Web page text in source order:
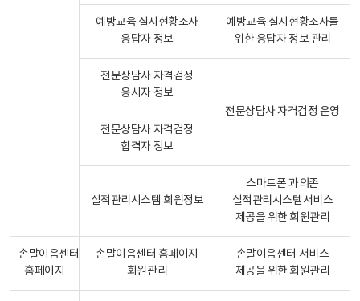
예방교육 실시현황조사
응답자 정보
예방교육 실시현황조사를
위한 응답자 정보 관리
전문상담사 자격검정
응시자 정보
전문상담사 자격검정 운영
전문상담사 자격검정
합격자 정보
실적관리시스템 회원정보
스마트폰 과의존
실적관리시스템서비스
제공을 위한 회원관리
손말이음센터
홈페이지
손말이음센터 홈페이지
회원관리
손말이음센터 서비스
제공을 위한 회원관리